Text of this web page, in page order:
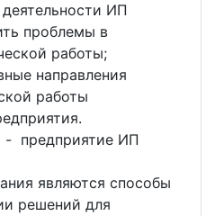
ИП
проблемы в
работы;
направления
работы
- предприятие ИП
являются способы
решений для